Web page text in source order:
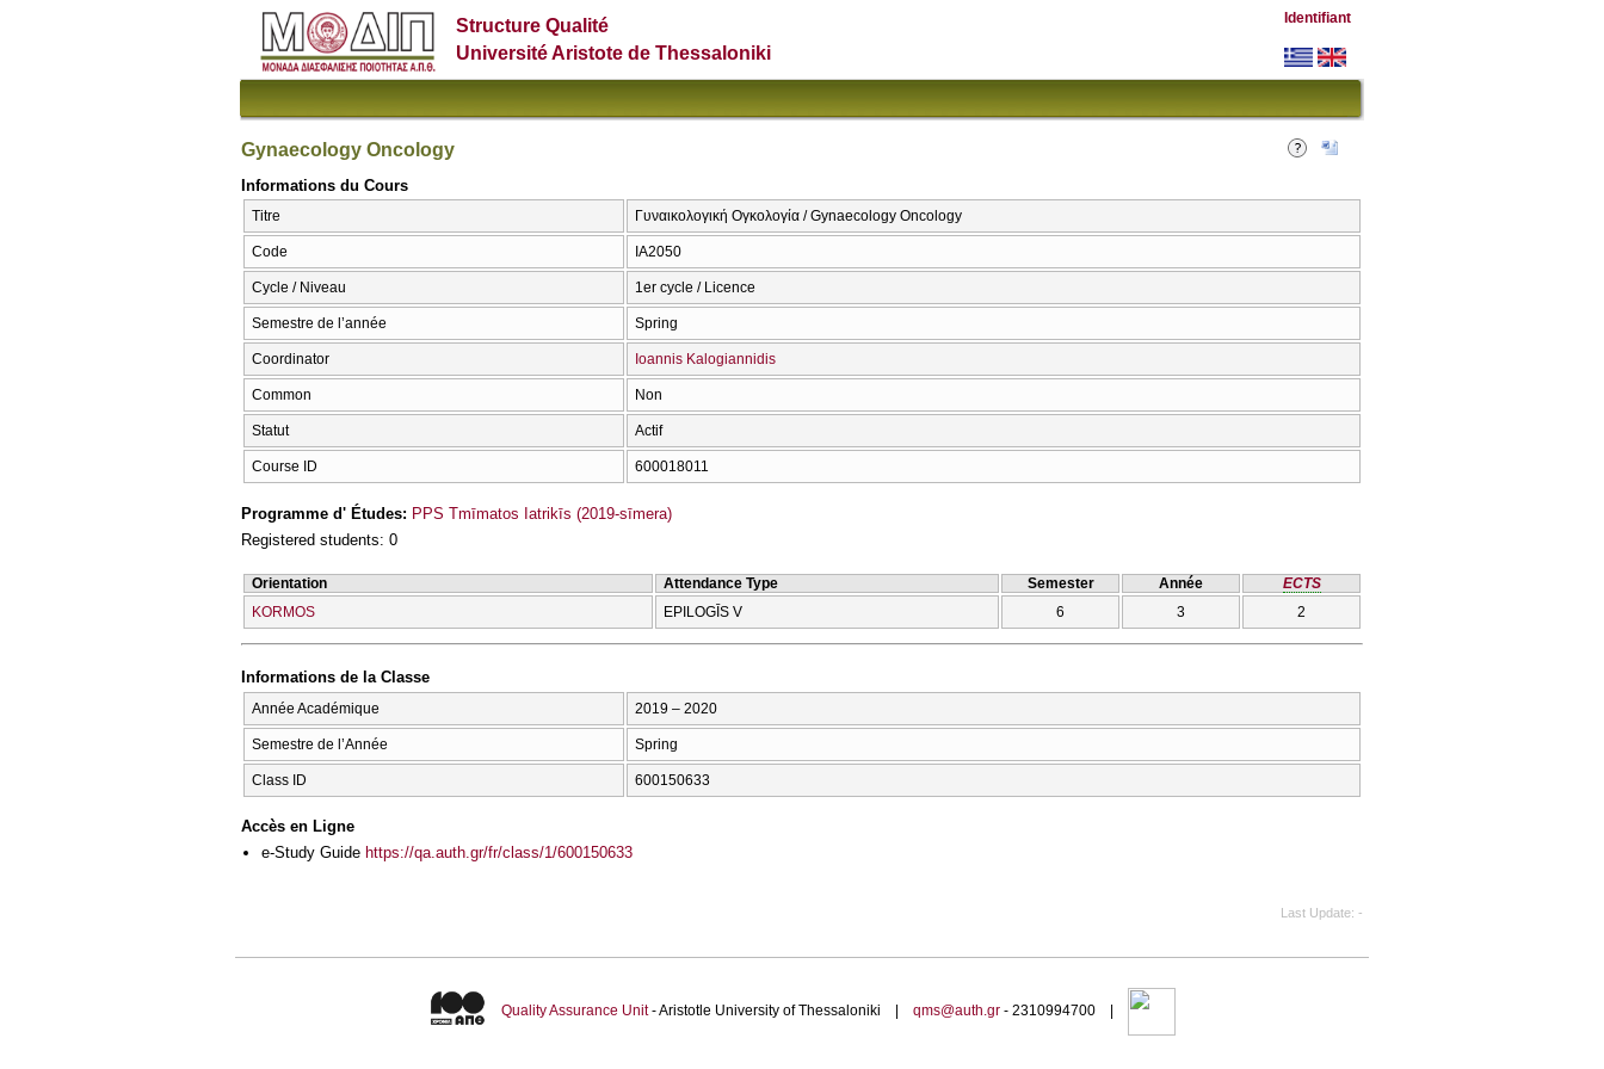
Structure Qualité
Université Aristote de Thessaloniki
Identifiant
Gynaecology Oncology
Informations du Cours
Titre Γυναικολογική Ογκολογία / Gynaecology Oncology
Code ΙΑ2050
Cycle / Niveau 1er cycle / Licence
Semestre de l’année Spring
Coordinator Ioannis Kalogiannidis
Common Non
Statut Actif
Course ID 600018011
Programme d' Études: PPS Tmīmatos Iatrikīs (2019-sīmera)
Registered students: 0
Orientation Attendance Type Semester Année
ECTS
KORMOS
EPILOGĪS V 6 3 2
Informations de la Classe
Année Académique 2019 – 2020
Semestre de l’Année Spring
Class ID 600150633
Accès en Ligne
e-Study Guide https://qa.auth.gr/fr/class/1/600150633
Last Update -
Quality Assurance Unit- Aristotle University of Thessaloniki | qms@auth.gr- 2310994700 |